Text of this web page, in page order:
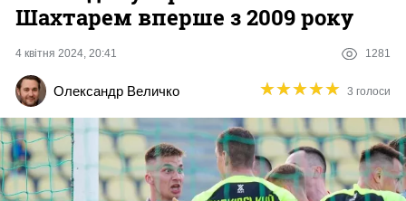
Різне
Букмекери
Шахтарем вперше з 2009 року
4 квітня 2024, 20:41 1281
Олександр Величко ★★★★★
★★★★★ 3 голоси